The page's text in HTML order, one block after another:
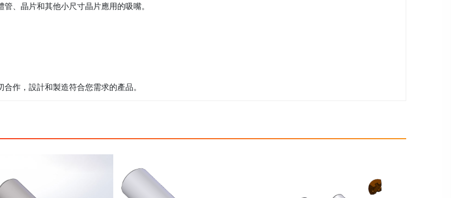
、晶片和其他小尺寸晶片應用的吸嘴。
作，設計和製造符合您需求的產品。